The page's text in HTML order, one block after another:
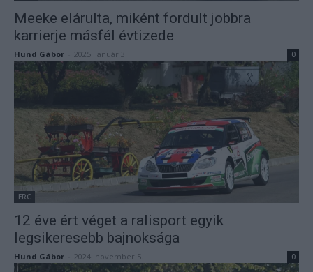
Meeke elárulta, miként fordult jobbra
karrierje másfél évtizede
Hund Gábor 2025. január 3. 0
ERC
12 éve ért véget a ralisport egyik
legsikeresebb bajnoksága
Hund Gábor 2024. november 5. 0